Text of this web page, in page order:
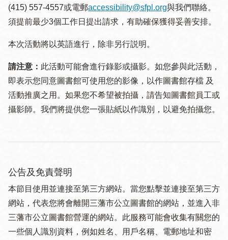
(415) 557-4557或電郵accessibility@sfpl.org與我們聯絡。
須提 前最少3個工作日提出請求，有助確保獲得妥善安排。
本次活動將以英語進行，除非另行説明。
請注意： 此活動可能會進行錄影或攝影。如您參與此活動，
即表示您同意圖書館可使用您的影像，以作圖書館存檔 及
活動推廣之用。如果您不希望被拍攝，請告知圖書館員工或
攝影師。我們將提供您一張貼紙以作識別，以避免拍攝您。
公告及免責聲明
本節目使用並連接至第三方網站。當您點擊並連接至第三方
網站，代表您將會離開三藩市公立圖書館的網站，並進入非
三藩市公立圖書館營運的網站。此服務可能會收集有關您的
一些個人識別資料，例如姓名、用戶名稱、電郵地址和密